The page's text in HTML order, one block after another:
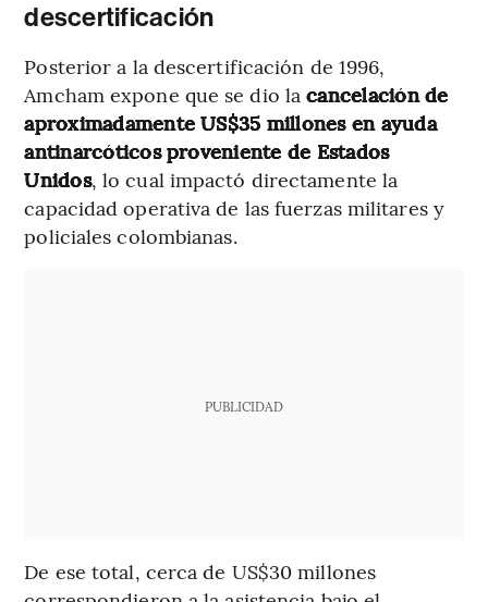
descertificación
Posterior a la descertificación de 1996,
Amcham expone que se dio lacancelación de
aproximadamente US$35 millones en ayuda
antinarcóticos proveniente de Estados
Unidos, lo cual impactó directamente la
capacidad operativa de las fuerzas militares y
policiales colombianas.
PUBLICIDAD
De ese total, cerca de US$30 millones